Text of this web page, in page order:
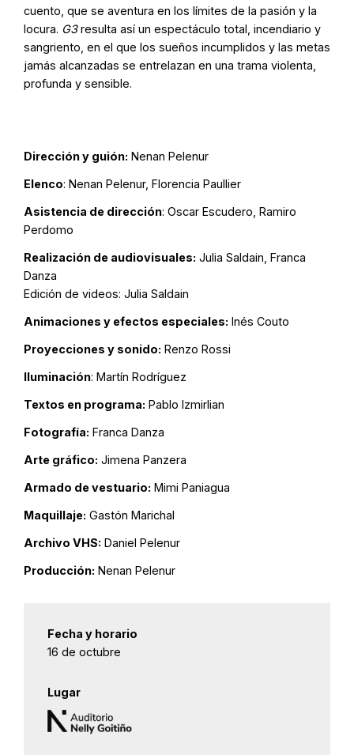
cuento, que se aventura en los límites de la pasión y la
locura. G3resulta así un espectáculo total, incendiario y
sangriento, en el que los sueños incumplidos y las metas
jamás alcanzadas se entrelazan en una trama violenta,
profunda y sensible.
Dirección y guión: Nenan Pelenur
Elenco: Nenan Pelenur, Florencia Paullier
Asistencia de dirección: Oscar Escudero, Ramiro
Perdomo
Realización de audiovisuales: Julia Saldain, Franca
Danza
Edición de videos: Julia Saldain
Animaciones y efectos especiales: Inés Couto
Proyecciones y sonido: Renzo Rossi
Iluminación: Martín Rodríguez
Textos en programa: Pablo Izmirlian
Fotografía: Franca Danza
Arte gráfico: Jimena Panzera
Armado de vestuario: Mimi Paniagua
Maquillaje: Gastón Marichal
Archivo VHS: Daniel Pelenur
Producción: Nenan Pelenur
Fecha y horario
16 de octubre
Lugar